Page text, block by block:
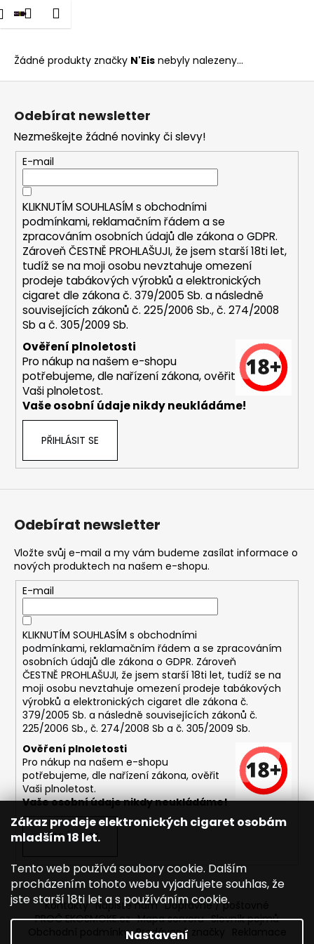
Zákaz prodeje elektronických cigaret osobám
mladším 18 let.
Tento web používá soubory cookie. Dalším
procházením tohoto webu vyjadřujete souhlas, že
jste starší 18ti let a s používáním cookie.
Nastavení
Přejít
na
Přihlášení
Nákupní
N'Eis
Žádné produkty značky N'Eis nebyly nalezeny...
K
o
k C
p
o
t
e
b
u
e
e
n
a
?
o
p
o
u
u
m
DEKANG
MENTOL
10ML
11MG
169
Kč
Původně:
195
Odebírat newsletter
Nezmeškejte žádné novinky či slevy!
E-mail
KLIKNUTÍM SOUHLASÍM s obchodními
podmínkami,reklamačním řádem a se
zpracováním osobních údajů dle zákona oGDPR.
Zároveň ČESTNĚ PROHLAŠUJI, že jsem starší 18ti let,
tudíž se na moji osobu nevztahuje omezení
prodeje tabákových výrobků a elektronických
cigaret dle zákona č. 379/2005 Sb. a následně
souvisejících zákonů č. 225/2006 Sb., č. 274/2008
Sb a č. 305/2009 Sb.
Ověření plnoletosti
Pro nákup na našem e-shopu
potřebujeme, dle nařízení zákona, ověřit
Vaši plnoletost.
Vaše osobní údaje nikdy neukládáme!
PŘIHLÁSIT SE
Odebírat newsletter
Vložte svůj e-mail a my vám budeme zasílat informace o
nových produktech na našem e-shopu.
E-mail
KLIKNUTÍM SOUHLASÍM s obchodními
podmínkami, reklamačním řádem a se zpracováním
osobních údajů dle zákona o GDPR. Zároveň
ČESTNĚ PROHLAŠUJI, že jsem starší 18ti let, tudíž se na
moji osobu nevztahuje omezení prodeje tabákových
výrobků a elektronických cigaret dle zákona č.
379/2005 Sb. a následně souvisejících zákonů č.
225/2006 Sb., č. 274/2008 Sb a č. 305/2009 Sb.
Ověření plnoletosti
Pro nákup na našem e-shopu
potřebujeme, dle nařízení zákona, ověřit
Vaši plnoletost.
Vaše osobní údaje nikdy neukládáme!
PŘIHLÁSIT SE
Kontakty Napište nám Dopravné / poštovné
PROČ EKOSMOKE.cz Mapa serveru Slovník pojmů
Obchodní podmínky Prodávané značky